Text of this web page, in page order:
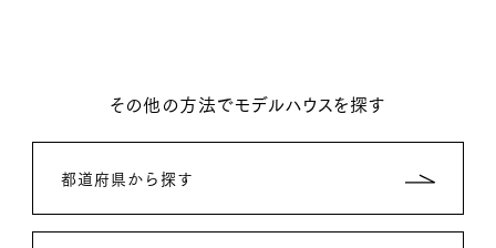
その他の方法でモデルハウスを探す
都道府県から探す